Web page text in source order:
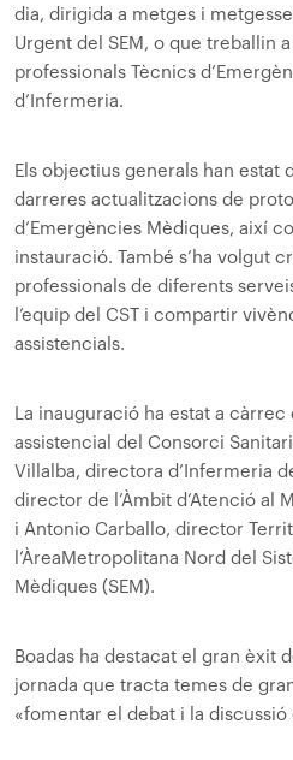
dia, dirigida a metges i
Urgent del SEM, o que treballin
professionals Tècnics
d’Infermeria.
Els objectius generals han estat
darreres actualitzacions de
d’Emergències Mèdiques, així
instauració. També s’ha volgut
professionals de diferents
l’equip del CST i compartir
assistencials.
La inauguració ha estat a càrrec
assistencial del Consorci
Villalba, directora d’Infermeria
director de l’Àmbit d’Atenció al
i Antonio Carballo, director
l’Àrea Metropolitana Nord del
Mèdiques (SEM).
Boadas ha destacat el gran èxit
jornada que tracta temes de
«fomentar el debat i la